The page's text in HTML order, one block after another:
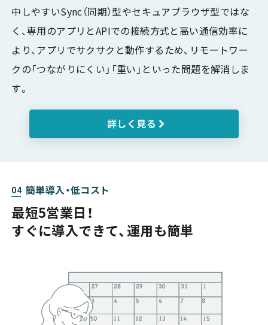
中しやすいSync（同期）型やセキュアブラウザ型ではな
く、専用のアプリとAPIでの接続方式と高い通信効率に
より、アプリでサクサクと動作するため、リモートワー
クの「つながりにくい」「重い」といった問題を解消しま
す。
詳しく見る
04 簡単導入・低コスト
最短5営業日！
すぐに導入できて、運用も簡単